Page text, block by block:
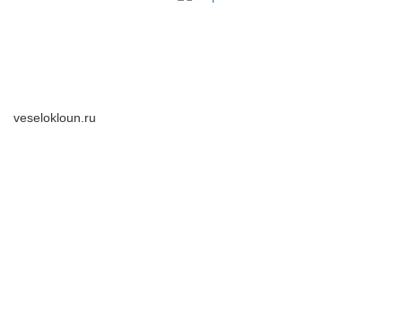
veselokloun.ru